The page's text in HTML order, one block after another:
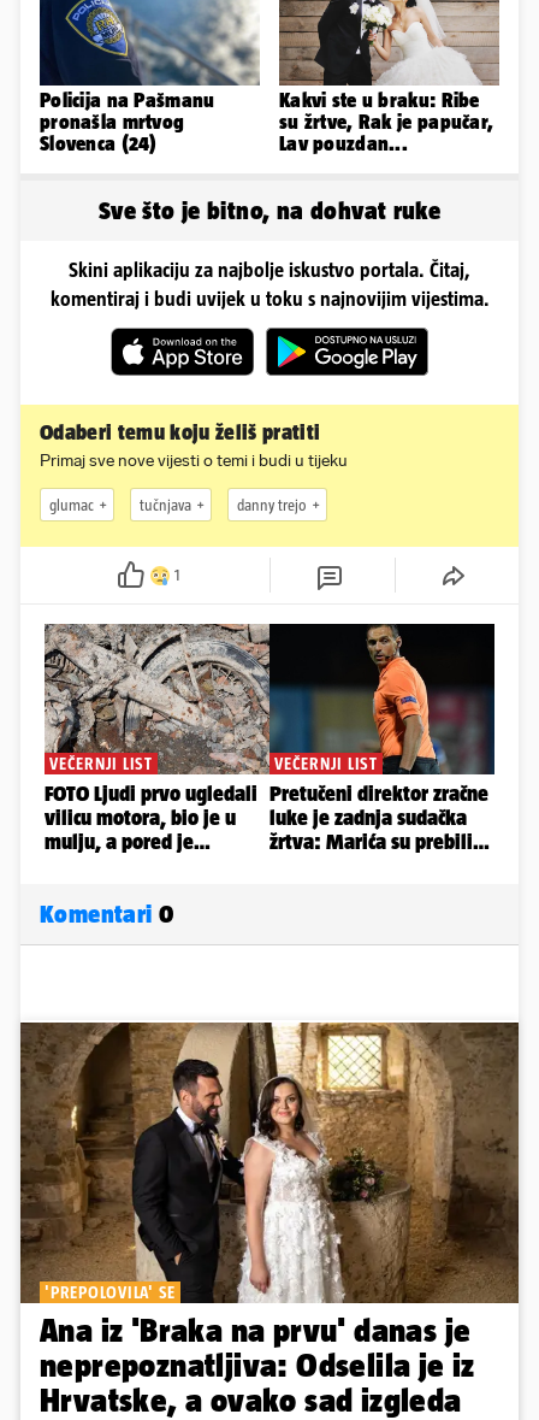
Policija na Pašmanu
pronašla mrtvog
Slovenca (24)
Kakvi ste u braku: Ribe
su žrtve, Rak je papučar,
Lav pouzdan...
Sve što je bitno, na dohvat ruke
Skini aplikaciju za najbolje iskustvo portala. Čitaj,
komentiraj i budi uvijek u toku s najnovijim vijestima.
Odaberi temu koju želiš pratiti
Primaj sve nove vijesti o temi i budi u tijeku
glumac tučnjava danny trejo
1
Komentari 0
'PREPOLOVILA' SE
Ana iz 'Braka na prvu' danas je
neprepoznatljiva: Odselila je iz
Hrvatske, a ovako sad izgleda